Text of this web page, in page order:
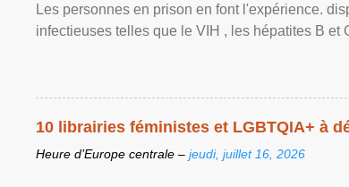
Les personnes en prison en font l'expérience.
infectieuses telles que le VIH , les hépatites B et
10 librairies féministes et LGBTQIA+ à
Heure d’Europe centrale – jeudi, juillet 16, 2026